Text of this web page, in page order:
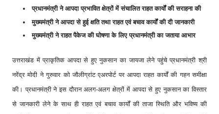
प्रधानमंत्री ने आपदा प्रभावित क्षेत्रों में संचालित राहत कार्यों की सराहना की
मुख्यमंत्री ने आपदा से हुई क्षति तथा राहत एवं बचाव कार्यों की दी जानकारी
मुख्यमंत्री ने राहत पैकेज की घोषणा के लिए प्रधानमंत्री का जताया आभार
उत्तराखंड में प्राकृतिक आपदा से हुए नुकसान का जायजा लेने पहुंचे प्रधानमंत्री श्री
नरेंद्र मोदी ने गुरुवार को जौलीग्रांट एअरपोर्ट पर आपदा राहत कार्यों की गहन समीक्षा
की। प्रधानमंत्री ने इस दौरान अलग-अलग क्षेत्रों में आपदा से हुए नुकसान का विस्तार
से जानकारी लेने के साथ ही राहत एवं बचाव कार्यों की ताजा स्थिति और भविष्य की